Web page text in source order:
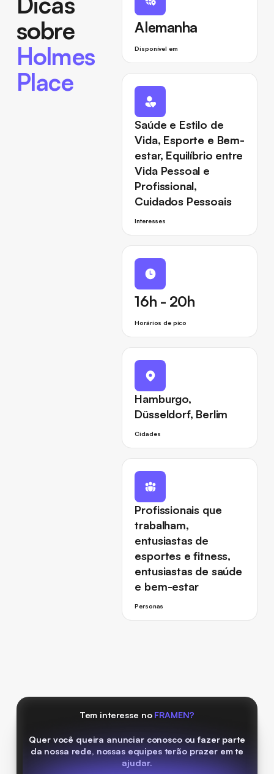
sobre
Holmes
Place
Alemanha
Disponível em
Saúde e Estilo de
Vida, Esporte e Bem-
estar, Equilíbrio entre
Vida Pessoal e
Profissional,
Cuidados Pessoais
Interesses
16h - 20h
Horários de pico
Hamburgo,
Düsseldorf, Berlim
Cidades
Profissionais que
trabalham,
entusiastas de
esportes e fitness,
entusiastas de saúde
e bem-estar
Personas
Tem interesse noFRAMEN?
Quer você queira anunciar conosco ou fazer parte
da nossa rede, nossas equipes terão prazer em te
ajudar.